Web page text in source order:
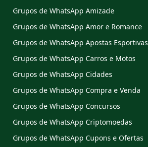
Grupos de WhatsApp Amizade
Grupos de WhatsApp Amor e Romance
Grupos de WhatsApp Apostas Esportivas
Grupos de WhatsApp Carros e Motos
Grupos de WhatsApp Cidades
Grupos de WhatsApp Compra e Venda
Grupos de WhatsApp Concursos
Grupos de WhatsApp Criptomoedas
Grupos de WhatsApp Cupons e Ofertas